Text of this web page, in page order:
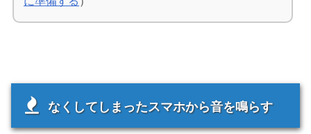
なくしてしまったスマホから音を鳴らす